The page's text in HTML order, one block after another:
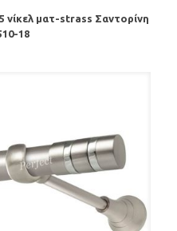
νίκελ ματ-strass Σαντορίνη
18